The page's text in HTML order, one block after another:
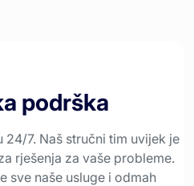
podrška
7. Naš stručni tim uvijek je
rješenja za vaše probleme.
sve naše usluge i odmah